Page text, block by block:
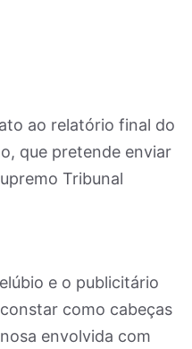
ao relatório final do
que pretende enviar
Tribunal
e o publicitário
como cabeças
envolvida com